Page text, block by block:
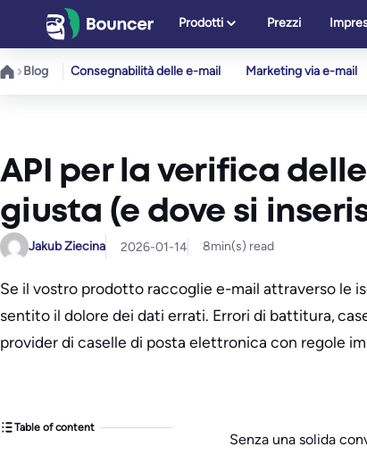
contenuto
Prodotti Prezzi
Blog Consegnabilità delle e-mail Marketing via e-mail
API per la verifica
giusta (e dove si
Jakub Ziecina 2026-01-14 8min(s) read
Se il vostro prodotto raccoglie e-mail attraverso le
sentito il dolore dei dati errati. Errori di battitura,
provider di caselle di posta elettronica con regole
Table of content
Senza una solida